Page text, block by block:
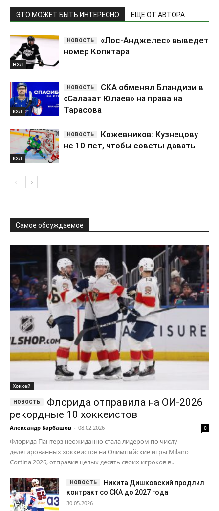
ЭТО МОЖЕТ БЫТЬ ИНТЕРЕСНО ЕЩЕ ОТ АВТОРА
НХЛ
«Лос-Анджелес» выведет
номер Копитара
КХЛ
СКА обменял Бландизи в
«Салават Юлаев» на права на
Тарасова
КХЛ
Кожевников: Кузнецову
не 10 лет, чтобы советы давать
Самое обсуждаемое
Хоккей
Флорида отправила на ОИ-2026
рекордные 10 хоккеистов
Александр Барбашов - 08.02.2026 0
Флорида Пантерз неожиданно стала лидером по числу
делегированных хоккеистов на Олимпийские игры Milano
Cortina 2026, отправив целых десять своих игроков в...
Никита Дишковский продлил
контракт со СКА до 2027 года
30.05.2026